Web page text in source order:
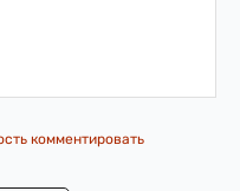
комментировать